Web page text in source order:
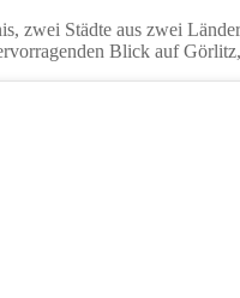
zwei Städte aus zwei
Blick auf